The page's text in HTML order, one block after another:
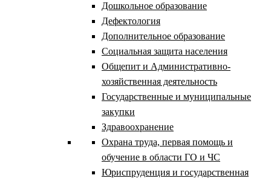
Дошкольное образование
Дефектология
Дополнительное образование
Социальная защита населения
Общепит и Административно-
хозяйственная деятельность
Государственные и муниципальные
закупки
Здравоохранение
Охрана труда, первая помощь и
обучение в области ГО и ЧС
Юриспруденция и государственная